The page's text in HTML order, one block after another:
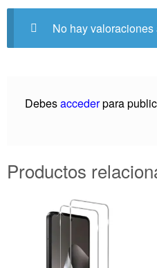
No hay valoraciones
Debesaccederpara
Productos